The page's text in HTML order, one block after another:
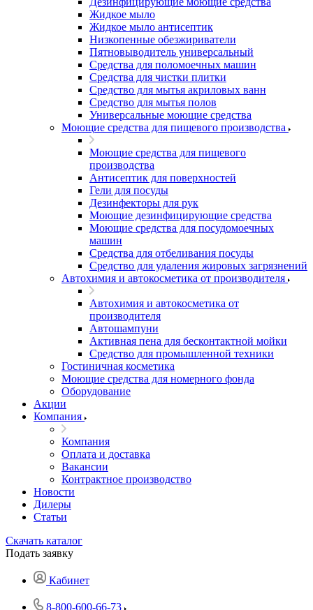
Жидкое мыло
Жидкое мыло антисептик
Низкопенные обезжириватели
Пятновыводитель универсальный
Средства для поломоечных машин
Средства для чистки плитки
Средство для мытья акриловых ванн
Средство для мытья полов
Универсальные моющие средства
Моющие средства для пищевого производства
Моющие средства для пищевого
производства
Антисептик для поверхностей
Гели для посуды
Дезинфекторы для рук
Моющие дезинфицирующие средства
Моющие средства для посудомоечных
машин
Средства для отбеливания посуды
Средство для удаления жировых загрязнений
Автохимия и автокосметика от производителя
Автохимия и автокосметика от
производителя
Автошампуни
Активная пена для бесконтактной мойки
Средство для промышленной техники
Гостиничная косметика
Моющие средства для номерного фонда
Оборудование
Акции
Компания
Компания
Оплата и доставка
Вакансии
Контрактное производство
Новости
Дилеры
Статьи
Скачать каталог
Подать заявку
Кабинет
8-800-600-66-73